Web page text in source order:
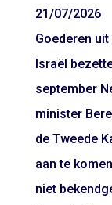
21/07/2026
Goederen
Israël
september
minister
de Tweede
aan te
niet